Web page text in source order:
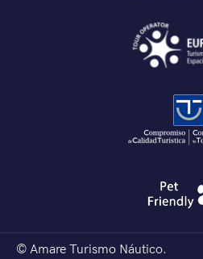
© Amare Turismo Náutico.